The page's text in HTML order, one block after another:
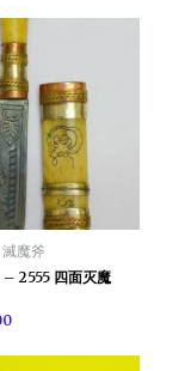
魔斧
2555 四面灭魔